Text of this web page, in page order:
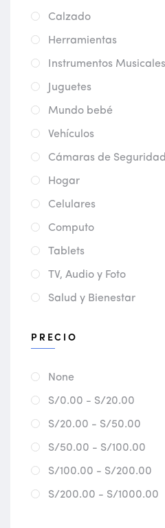
Calzado
Herramientas
Instrumentos Musicales
Juguetes
Mundo bebé
Vehículos
Cámaras de Seguridad
Hogar
Celulares
Computo
Tablets
TV, Audio y Foto
Salud y Bienestar
PRECIO
None
S/0.00 - S/20.00
S/20.00 - S/50.00
S/50.00 - S/100.00
S/100.00 - S/200.00
S/200.00 - S/1000.00